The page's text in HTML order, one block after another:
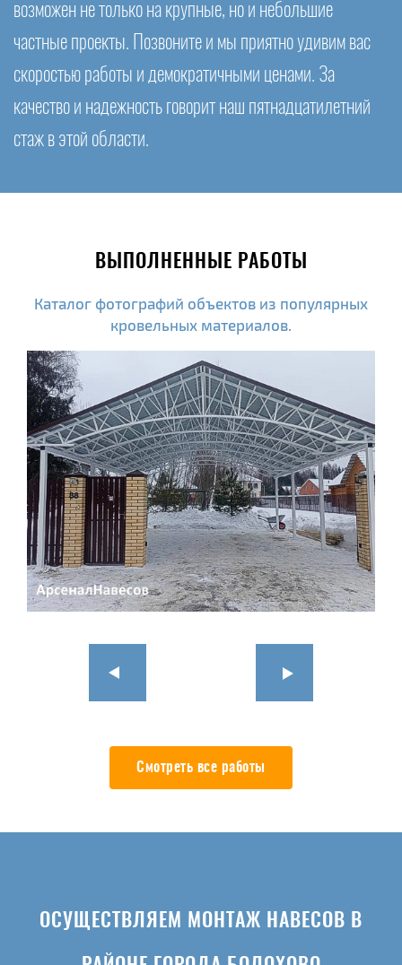
возможен не только на крупные, но и небольшие
частные проекты. Позвоните и мы приятно удивим вас
скоростью работы и демократичными ценами. За
качество и надежность говорит наш пятнадцатилетний
стаж в этой области.
ВЫПОЛНЕННЫЕ РАБОТЫ
Каталог фотографий объектов из популярных
кровельных материалов.
Смотреть все работы
ОСУЩЕСТВЛЯЕМ МОНТАЖ НАВЕСОВ В